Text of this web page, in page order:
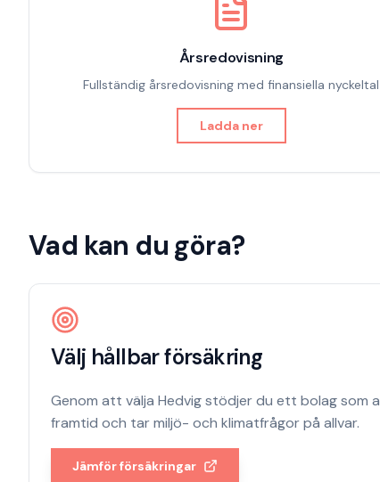
Årsredovisning
Fullständig årsredovisning med finansiella nyckeltal
Ladda ner
Vad kan du göra?
Välj hållbar försäkring
Genom att välja Hedvigstödjer du ett bolag som
framtid och tar miljö- och klimatfrågor på allvar.
Jämför försäkringar